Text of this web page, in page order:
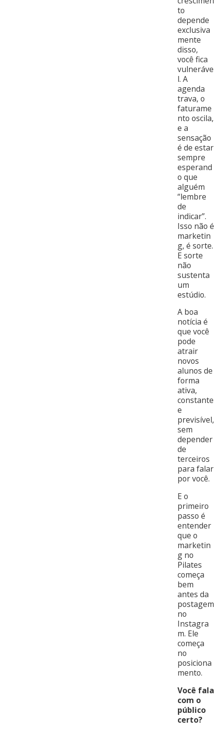
to
depende
exclusiva
mente
disso,
você fica
vulneráve
l. A
agenda
trava, o
faturame
nto oscila,
e a
sensação
é de estar
sempre
esperand
o que
alguém
“lembre
de
indicar”.
Isso não é
marketin
g, é sorte.
E sorte
não
sustenta
um
estúdio.
A boa
notícia é
que você
pode
atrair
novos
alunos de
forma
ativa,
constante
e
previsível,
sem
depender
de
terceiros
para falar
por você.
E o
primeiro
passo é
entender
que o
marketin
g no
Pilates
começa
bem
antes da
postagem
no
Instagra
m. Ele
começa
no
posiciona
mento.
Você fala
com o
público
certo?